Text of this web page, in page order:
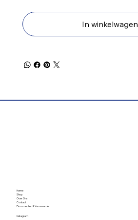
In winkelwagen
Home
Shop
Over Ons
Contact
Documenten & Voorwaarden
Instagram